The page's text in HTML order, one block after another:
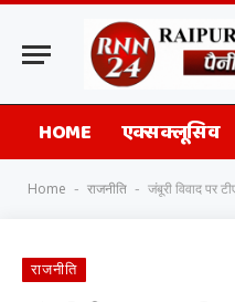
HOME एक्सक्लूसिव
Home - राजनीति - जंबूरी विवाद पर टीएस
राजनीति